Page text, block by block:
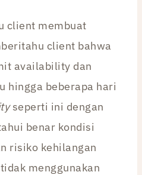
client membuat
client bahwa
availability dan
hingga beberapa hari
seperti ini dengan
benar kondisi
risiko kehilangan
menggunakan